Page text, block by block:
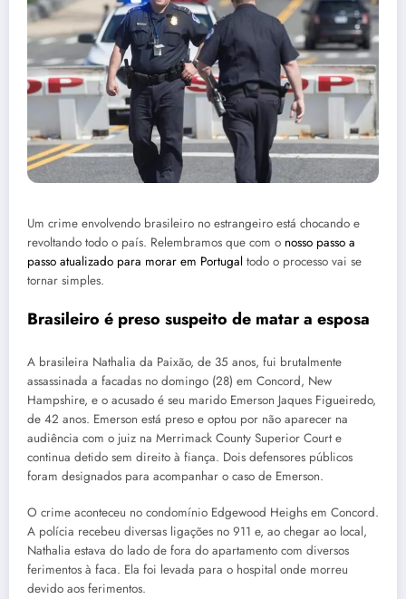
Um crime envolvendo brasileiro no estrangeiro está chocando e
revoltando todo o país. Relembramos que com o nosso passo a
passo atualizado para morar em Portugal todo o processo vai se
tornar simples.
Brasileiro é preso suspeito de matar a esposa
A brasileira Nathalia da Paixão, de 35 anos, fui brutalmente
assassinada a facadas no domingo (28) em Concord, New
Hampshire, e o acusado é seu marido Emerson Jaques Figueiredo,
de 42 anos. Emerson está preso e optou por não aparecer na
audiência com o juiz na Merrimack County Superior Court e
continua detido sem direito à fiança. Dois defensores públicos
foram designados para acompanhar o caso de Emerson.
O crime aconteceu no condomínio Edgewood Heighs em Concord.
A polícia recebeu diversas ligações no 911 e, ao chegar ao local,
Nathalia estava do lado de fora do apartamento com diversos
ferimentos à faca. Ela foi levada para o hospital onde morreu
devido aos ferimentos.